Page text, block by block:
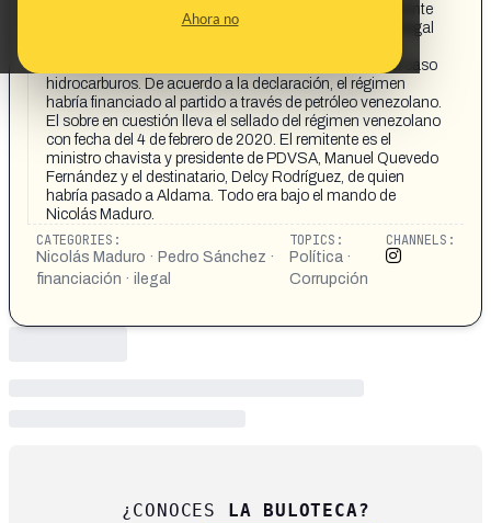
Ahora no
ante el juez que Delcy Rodríguez le entregó personalmente
un sobre con información vinculada a la financiación ilegal
venezolanos, en el marco de la trama que investiga el caso
hidrocarburos. De acuerdo a la declaración, el régimen
habría financiado al partido a través de petróleo venezolano.
El sobre en cuestión lleva el sellado del régimen venezolano
con fecha del 4 de febrero de 2020. El remitente es el
ministro chavista y presidente de PDVSA, Manuel Quevedo
Fernández y el destinatario, Delcy Rodríguez, de quien
habría pasado a Aldama. Todo era bajo el mando de
Nicolás Maduro.
CATEGORIES:
Nicolás Maduro · Pedro Sánchez ·
financiación · ilegal
TOPICS:
Política ·
Corrupción
CHANNELS:
¿CONOCES LA BULOTECA?